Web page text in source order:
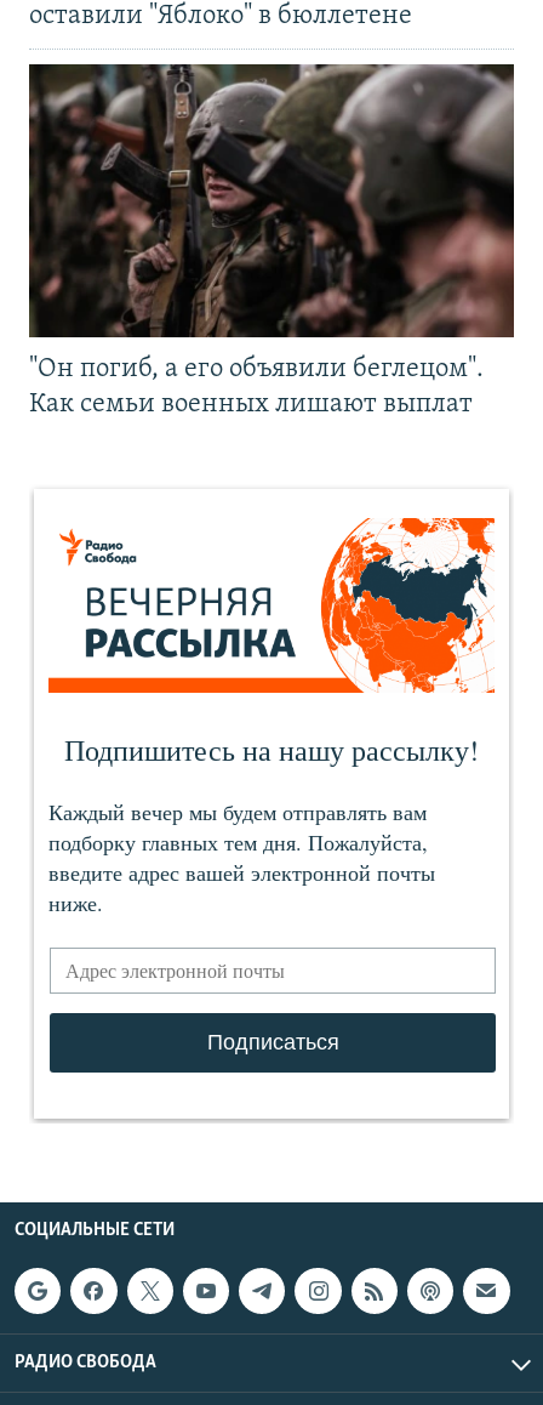
оставили "Яблоко" в бюллетене
"Он погиб, а его объявили беглецом".
Как семьи военных лишают выплат
СОЦИАЛЬНЫЕ СЕТИ
РАДИО СВОБОДА